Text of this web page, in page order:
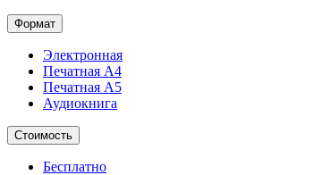
Формат
Электронная
Печатная А4
Печатная А5
Аудиокнига
Стоимость
Бесплатно